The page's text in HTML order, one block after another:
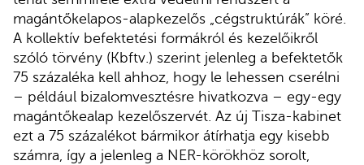
magántőkelapos-alapkezelős „cégstruktúrák” köré.
A kollektív befektetési formákról és kezelőikről
szóló törvény (Kbftv.) szerint jelenleg a befektetők
75 százaléka kell ahhoz, hogy le lehessen cserélni
– például bizalomvesztésre hivatkozva – egy-egy
magántőkealap kezelőszervét. Az új Tisza-kabinet
ezt a 75 százalékot bármikor átírhatja egy kisebb
számra, így a jelenleg a NER-körökhöz sorolt,